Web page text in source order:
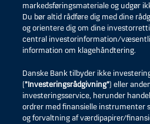
markedsføringsmateriale og udgør
Du bør altid rådføre dig med dine
og orientere dig om dine
central investorinformation/
information om klagehåndtering.
Danske Bank tilbyder ikke
(”Investeringsrådgivning”) eller
investeringsservice, herunder
ordrer med finansielle instrumenter
og forvaltning af værdipapirer/